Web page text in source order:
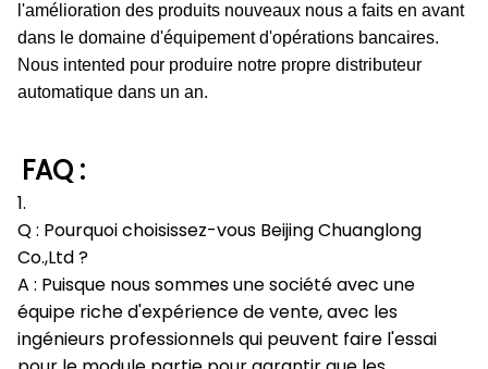
l'amélioration des produits nouveaux nous a faits en avant
dans le domaine d'équipement d'opérations bancaires.
Nous intented pour produire notre propre distributeur
automatique dans un an.
FAQ :
1.
Q : Pourquoi choisissez-vous Beijing Chuanglong
Co.,Ltd ?
A : Puisque nous sommes une société avec une
équipe riche d'expérience de vente, avec les
ingénieurs professionnels qui peuvent faire l'essai